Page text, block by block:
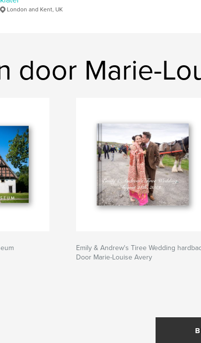
London and Kent, UK
door Marie-
Emily & Andrew's Tiree Wedding
Door Marie-Louise Avery